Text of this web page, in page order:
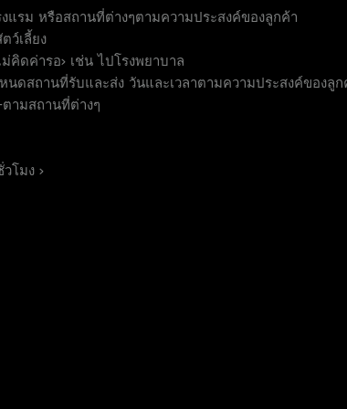
รม หรือสถานที่ต่างๆตามความประสงค์ของลูกค้า
ว์เลี้ยง
คิดค่ารอ> เช่น ไปโรงพยาบาล
ดสถานที่รับและส่ง วันและเวลาตามความประสงค์ของลูก
ามสถานที่ต่างๆ
โมง >